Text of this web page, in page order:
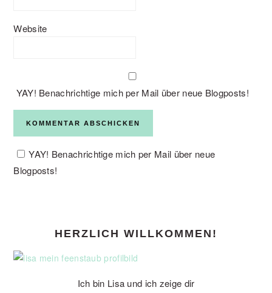
Website
YAY! Benachrichtige mich per Mail über neue Blogposts!
YAY! Benachrichtige mich per Mail über neue
Blogposts!
HERZLICH WILLKOMMEN!
Ich bin Lisa und ich zeige dir